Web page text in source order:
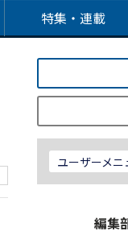
特集・連載
ユーザーメニ
編集